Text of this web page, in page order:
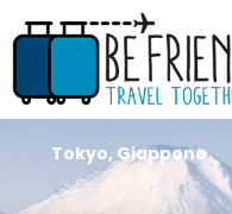
Tokyo, Giappone